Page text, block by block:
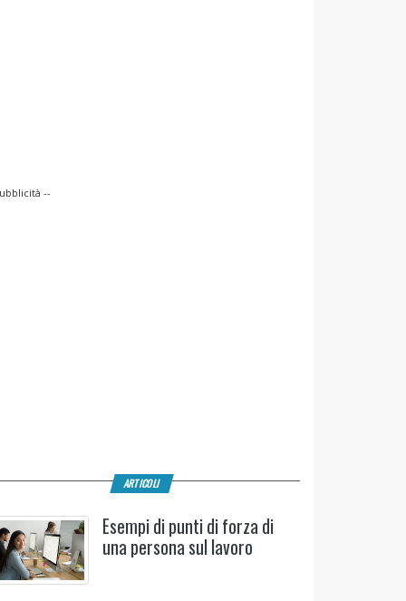
--
ARTICOLI
Esempi di punti di forza di
una persona sul lavoro